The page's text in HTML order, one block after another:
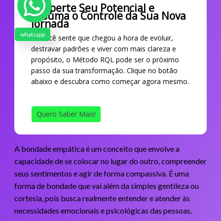
Desperte Seu Potencial e
Assuma o Controle da Sua Nova
Jornada
Se você sente que chegou a hora de evoluir,
destravar padrões e viver com mais clareza e
propósito, o Método RQL pode ser o próximo
passo da sua transformação. Clique no botão
abaixo e descubra como começar agora mesmo.
Quero Saber Mais!
A bondade empática é um conceito que envolve a
capacidade de se colocar no lugar do outro, compreender
seus sentimentos e agir de forma compassiva. É uma
forma de bondade que vai além da simples gentileza ou
cortesia, pois busca realmente entender e atender às
necessidades emocionais e psicológicas das pessoas.
whatsapp